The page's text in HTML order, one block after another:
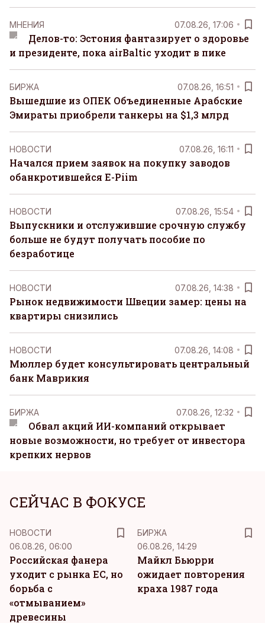
MНЕНИЯ 07.08.26, 17:06
Делов-то: Эстония фантазирует о здоровье
и президенте, пока airBaltic уходит в пике
БИРЖА 07.08.26, 16:51
Вышедшие из ОПЕК Объединенные Арабские
Эмираты приобрели танкеры на $1,3 млрд
НОВОСТИ 07.08.26, 16:11
Начался прием заявок на покупку заводов
обанкротившейся E-Piim
НОВОСТИ 07.08.26, 15:54
Выпускники и отслужившие срочную службу
больше не будут получать пособие по
безработице
НОВОСТИ 07.08.26, 14:38
Рынок недвижимости Швеции замер: цены на
квартиры снизились
НОВОСТИ 07.08.26, 14:08
Мюллер будет консультировать центральный
банк Маврикия
БИРЖА 07.08.26, 12:32
Обвал акций ИИ-компаний открывает
новые возможности, но требует от инвестора
крепких нервов
СЕЙЧАС В ФОКУСЕ
НОВОСТИ
06.08.26, 06:00
Российская фанера
уходит с рынка ЕС, но
борьба с
«отмыванием»
древесины
БИРЖА
06.08.26, 14:29
Майкл Бьюрри
ожидает повторения
краха 1987 года